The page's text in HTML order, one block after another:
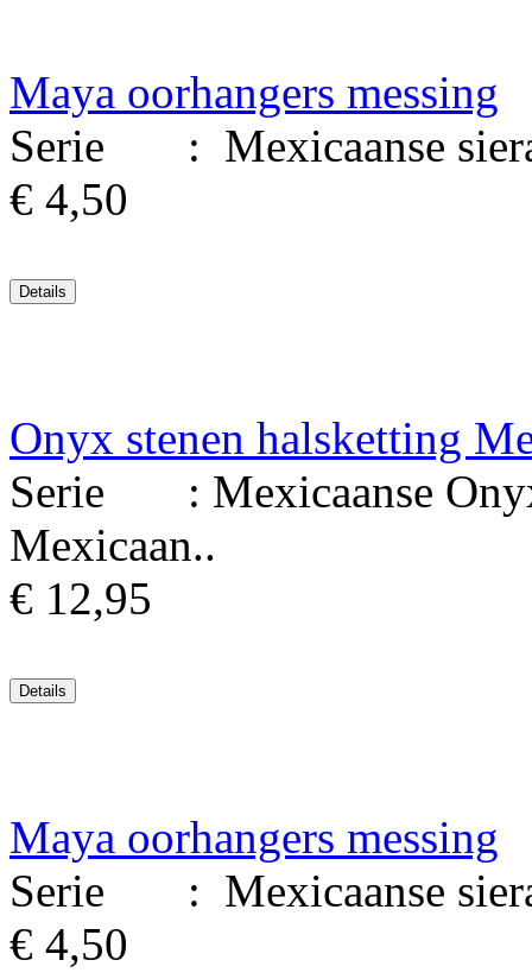
Maya oorhangers messing
Serie : Mexicaanse
€ 4,50
Onyx stenen halsketting
Serie : Mexicaanse
Mexicaan..
€ 12,95
Maya oorhangers messing
Serie : Mexicaanse
€ 4,50